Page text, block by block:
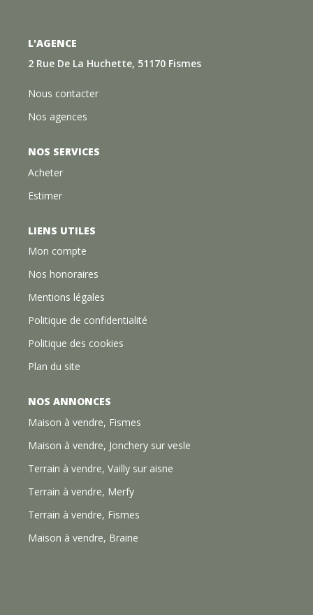
L'AGENCE
2 Rue De La Huchette, 51170 Fismes
Nous contacter
Nos agences
NOS SERVICES
Acheter
Estimer
LIENS UTILES
Mon compte
Nos honoraires
Mentions légales
Politique de confidentialité
Politique des cookies
Plan du site
NOS ANNONCES
Maison à vendre, Fismes
Maison à vendre, Jonchery sur vesle
Terrain à vendre, Vailly sur aisne
Terrain à vendre, Merfy
Terrain à vendre, Fismes
Maison à vendre, Braine